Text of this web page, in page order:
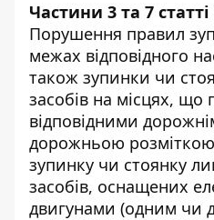
Частини 3 та 7
Порушення правил
межах відповідного
також зупинки чи
засобів на місцях, що
відповідними
дорожньою
зупинку чи стоянку
засобів, оснащених
двигунами (одним чи